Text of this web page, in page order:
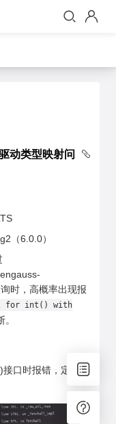
动类型映射问
（6.0.0）
时，高概率出现报
for int() with
口时报错，定界报